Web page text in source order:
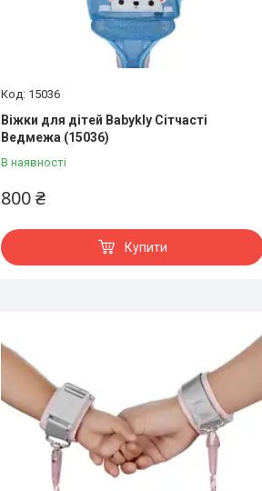
15036
Віжки для дітей Babykly Сітчасті
Ведмежа (15036)
В наявності
800 ₴
Купити